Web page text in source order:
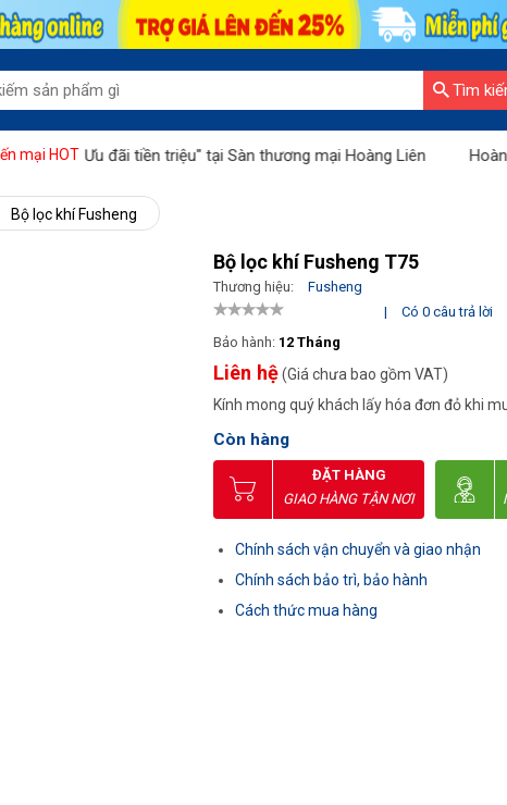
Tìm
mại HOT
- Ưu đãi tiền triệu" tại Sàn thương mại Hoàng Liên Hoàng Liên
Bộ lọc khí Fusheng
Bộ lọc khí Fusheng T75
Thương hiệu:
Fusheng
|
Có 0 câu trả lời
Bảo hành: 12 Tháng
Liên hệ(Giá chưa bao gồm VAT)
Kính mong quý khách lấy hóa đơn đỏ khi
Còn hàng
ĐẶT HÀNG
GIAO HÀNG TẬN NƠI
Chính sách vận chuyển và giao nhận
Chính sách bảo trì, bảo hành
Cách thức mua hàng